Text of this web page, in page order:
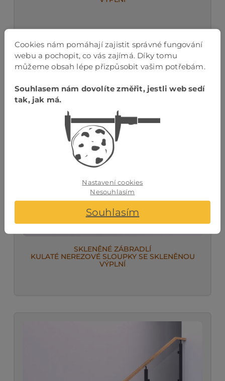
SKLENĚNÉ ZÁBRADLÍ
KULATÉ NEREZOVÉ SLOUPKY SE SKLENĚNOU
VÝPLNÍ
Cookies nám pomáhají zajistit správné fungování
webu a pochopit, co vás zajímá. Díky tomu
můžeme obsah lépe přizpůsobit vašim potřebám.
Souhlasem nám dovolíte změřit, jestli web sedí
tak, jak má.
Nastavení cookies
Nesouhlasím
Souhlasím